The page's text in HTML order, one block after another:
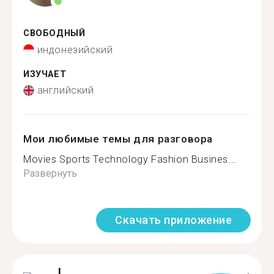
СВОБОДНЫЙ
индонезийский
ИЗУЧАЕТ
английский
Мои любимые темы для разговора
Movies Sports Technology Fashion Busines...
Развернуть
Скачать приложение